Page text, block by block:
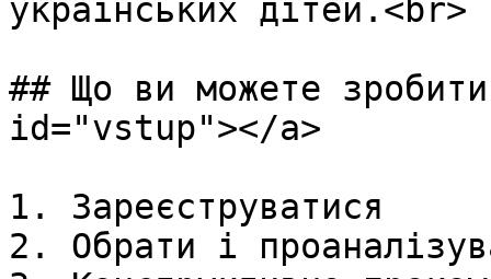
українських дітей.<br>
## Що ви можете
id="vstup"></a>
1. Зареєструватися
2. Обрати і